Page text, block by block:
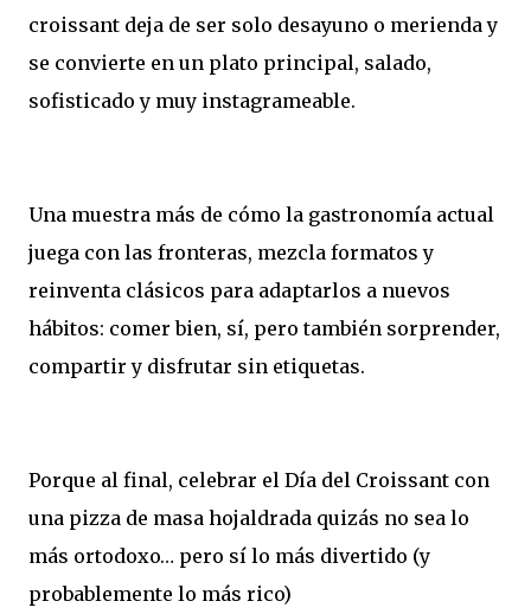
croissant deja de ser solo desayuno o merienda y
se convierte en un plato principal, salado,
sofisticado y muy instagrameable.
Una muestra más de cómo la gastronomía actual
juega con las fronteras, mezcla formatos y
reinventa clásicos para adaptarlos a nuevos
hábitos: comer bien, sí, pero también sorprender,
compartir y disfrutar sin etiquetas.
Porque al final, celebrar el Día del Croissant con
una pizza de masa hojaldrada quizás no sea lo
más ortodoxo… pero sí lo más divertido (y
probablemente lo más rico)